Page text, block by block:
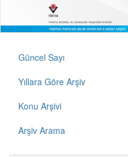
Güncel Sayı
Yıllara Göre Arşiv
Konu Arşivi
Arşiv Arama